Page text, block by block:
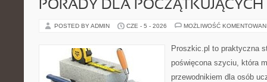
PORADY DLA
POSTED BY ADMIN CZE - 5 - 2026 MOŻLIWOŚĆ
Proszkic.pl to praktyczna
poświęcona szyciu, która
przewodnikiem dla osób